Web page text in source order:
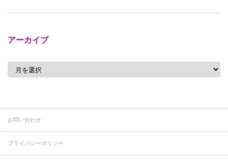
アーカイブ
ア
お問い合わせ
プライバシーポリシー